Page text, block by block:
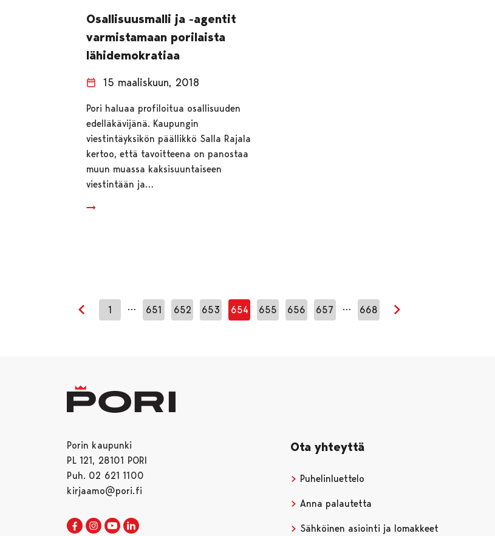
Osallisuusmalli ja -agentit
varmistamaan porilaista
lähidemokratiaa
15 maaliskuun, 2018
Pori haluaa profiloitua osallisuuden
edelläkävijänä. Kaupungin
viestintäyksikön päällikkö Salla Rajala
kertoo, että tavoitteena on panostaa
muun muassa kaksisuuntaiseen
viestintään ja…
Edellinen sivu
1 … 651 652 653 654 655 656 657 … 668
Porin kaupunki
PL 121, 28101 PORI
Puh. 02 621 1100
kirjaamo@pori.fi
Porin kaupunki Facebookissa
Avautuu uudessa välilehdessä
Porin kaupunki Instagramissa
Avautuu uudessa välilehdessä
Porin kaupunki Youtubessa
Avautuu uudessa välilehdessä
Ota yhteyttä
Puhelinluettelo
Anna palautetta
Sähköinen asiointi ja lomakkeet